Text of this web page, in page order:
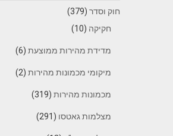
חוק וסדר(379)
חקיקה (10)
מדידת מהירות ממוצעת(6)
מיקומי מכמונות מהירות(2)
מכמונות מהירות(319)
מצלמות גאטסו (291)